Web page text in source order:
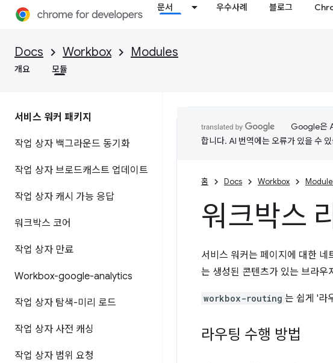
문서 우수사례 블로그
Docs Workbox Modules
개요 모듈
서비스 워커 패키지
작업 상자 백그라운드 동기화
작업 상자 브로드캐스트 업데이트
작업 상자 캐시 가능 응답
워크박스 코어
작업 상자 만료
Workbox-google-analytics
작업 상자 탐색-미리 로드
작업 상자 사전 캐싱
작업 상자 범위 요청
Google은
합니다. AI 번역에는 오류가 있을 수
홈 Docs Workbox
워크박스
서비스 워커는 페이지에 대한
는 생성된 콘텐츠가 있는 브라
workbox-routing 는 쉽게 '라
라우팅 수행 방법